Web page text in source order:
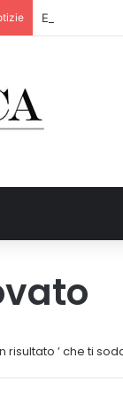
Ex mercato
risultato ’ che ti